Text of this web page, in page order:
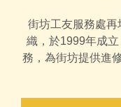
街坊工友服務處再
織，於1999年成
務，為街坊提供進